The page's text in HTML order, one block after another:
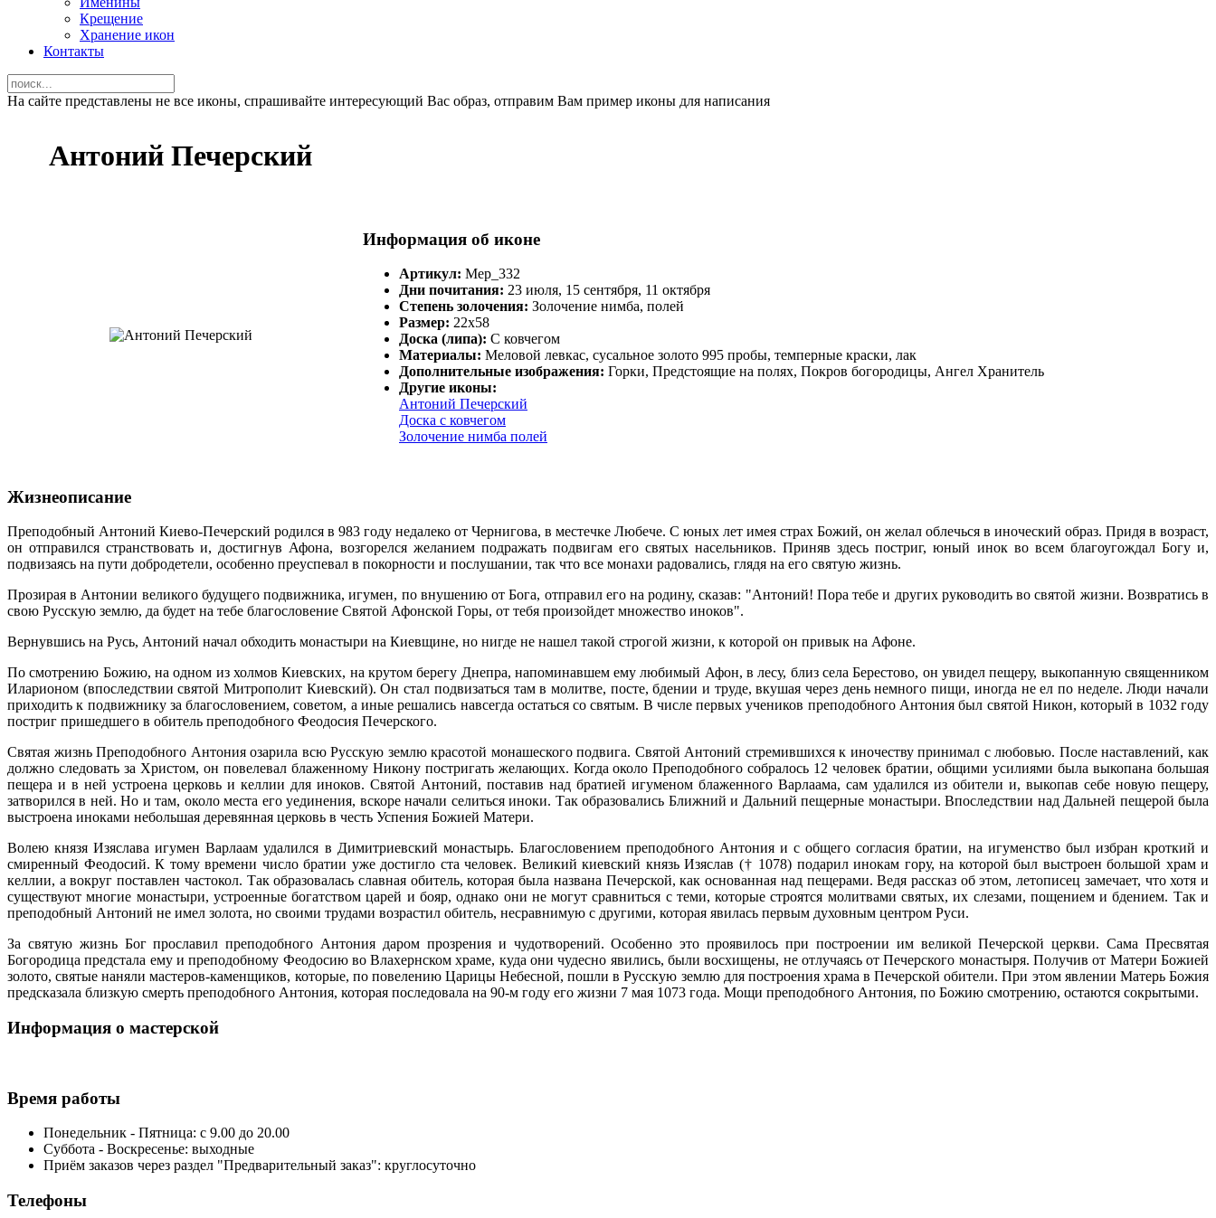
Крещение
Хранение икон
Контакты
На сайте представлены не все иконы, спрашивайте интересующий Вас образ, отправим Вам пример иконы для написания
Антоний Печерский
Информация об иконе
Артикул: Мер_332
Дни почитания: 23 июля, 15 сентября, 11 октября
Степень золочения: Золочение нимба, полей
Размер: 22х58
Доска (липа): С ковчегом
Материалы: Меловой левкас, сусальное золото 995 пробы, темперные краски, лак
Дополнительные изображения: Горки, Предстоящие на полях, Покров богородицы, Ангел Хранитель
Другие иконы:
Антоний Печерский
Доска с ковчегом
Золочение нимба полей
Жизнеописание
Преподобный Антоний Киево-Печерский родился в 983 году недалеко от Чернигова, в местечке Любече. С юных лет имея страх Божий, он желал облечься в иноческий образ. Придя в возраст,
он отправился странствовать и, достигнув Афона, возгорелся желанием подражать подвигам его святых насельников. Приняв здесь постриг, юный инок во всем благоугождал Богу и,
подвизаясь на пути добродетели, особенно преуспевал в покорности и послушании, так что все монахи радовались, глядя на его святую жизнь.
Прозирая в Антонии великого будущего подвижника, игумен, по внушению от Бога, отправил его на родину, сказав: "Антоний! Пора тебе и других руководить во святой жизни. Возвратись в
свою Русскую землю, да будет на тебе благословение Святой Афонской Горы, от тебя произойдет множество иноков".
Вернувшись на Русь, Антоний начал обходить монастыри на Киевщине, но нигде не нашел такой строгой жизни, к которой он привык на Афоне.
По смотрению Божию, на одном из холмов Киевских, на крутом берегу Днепра, напоминавшем ему любимый Афон, в лесу, близ села Берестово, он увидел пещеру, выкопанную священником
Иларионом (впоследствии святой Митрополит Киевский). Он стал подвизаться там в молитве, посте, бдении и труде, вкушая через день немного пищи, иногда не ел по неделе. Люди начали
приходить к подвижнику за благословением, советом, а иные решались навсегда остаться со святым. В числе первых учеников преподобного Антония был святой Никон, который в 1032 году
постриг пришедшего в обитель преподобного Феодосия Печерского.
Святая жизнь Преподобного Антония озарила всю Русскую землю красотой монашеского подвига. Святой Антоний стремившихся к иночеству принимал с любовью. После наставлений, как
должно следовать за Христом, он повелевал блаженному Никону постригать желающих. Когда около Преподобного собралось 12 человек братии, общими усилиями была выкопана большая
пещера и в ней устроена церковь и келлии для иноков. Святой Антоний, поставив над братией игуменом блаженного Варлаама, сам удалился из обители и, выкопав себе новую пещеру,
затворился в ней. Но и там, около места его уединения, вскоре начали селиться иноки. Так образовались Ближний и Дальний пещерные монастыри. Впоследствии над Дальней пещерой была
выстроена иноками небольшая деревянная церковь в честь Успения Божией Матери.
Волею князя Изяслава игумен Варлаам удалился в Димитриевский монастырь. Благословением преподобного Антония и с общего согласия братии, на игуменство был избран кроткий и
смиренный Феодосий. К тому времени число братии уже достигло ста человек. Великий киевский князь Изяслав († 1078) подарил инокам гору, на которой был выстроен большой храм и
келлии, а вокруг поставлен частокол. Так образовалась славная обитель, которая была названа Печерской, как основанная над пещерами. Ведя рассказ об этом, летописец замечает, что хотя и
существуют многие монастыри, устроенные богатством царей и бояр, однако они не могут сравниться с теми, которые строятся молитвами святых, их слезами, пощением и бдением. Так и
преподобный Антоний не имел золота, но своими трудами возрастил обитель, несравнимую с другими, которая явилась первым духовным центром Руси.
За святую жизнь Бог прославил преподобного Антония даром прозрения и чудотворений. Особенно это проявилось при построении им великой Печерской церкви. Сама Пресвятая
Богородица предстала ему и преподобному Феодосию во Влахернском храме, куда они чудесно явились, были восхищены, не отлучаясь от Печерского монастыря. Получив от Матери Божией
золото, святые наняли мастеров-каменщиков, которые, по повелению Царицы Небесной, пошли в Русскую землю для построения храма в Печерской обители. При этом явлении Матерь Божия
предсказала близкую смерть преподобного Антония, которая последовала на 90-м году его жизни 7 мая 1073 года. Мощи преподобного Антония, по Божию смотрению, остаются сокрытыми.
Информация о мастерской
Время работы
Понедельник - Пятница: с 9.00 до 20.00
Суббота - Воскресенье: выходные
Приём заказов через раздел "Предварительный заказ": круглосуточно
Телефоны